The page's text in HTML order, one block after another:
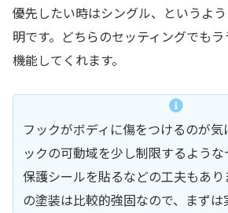
優先したい時はシングル、というよ
明です。どちらのセッティングでも
機能してくれます。
フックがボディに傷をつけるのが
ックの可動域を少し制限するような
保護シールを貼るなどの工夫もあ
の塗装は比較的強固なので、まず